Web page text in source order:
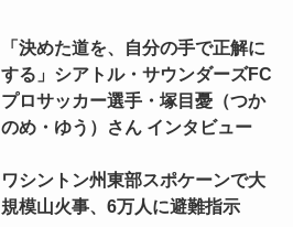
「決めた道を、自分の手で正解に
する」シアトル・サウンダーズFC
プロサッカー選手・塚目憂（つか
のめ・ゆう）さん インタビュー
ワシントン州東部スポケーンで大
規模山火事、6万人に避難指示